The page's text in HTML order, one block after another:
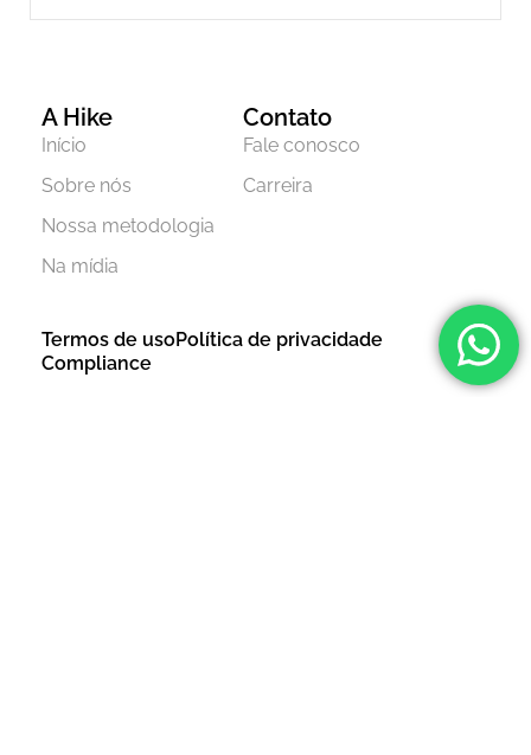
A Hike
Início
Sobre nós
Nossa metodologia
Na mídia
Contato
Fale conosco
Carreira
Termos de usoPolítica de privacidade
Compliance